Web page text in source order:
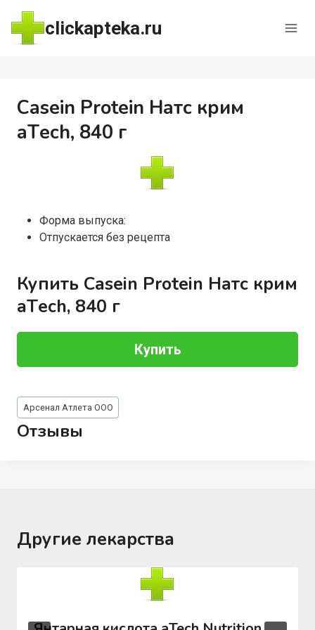
Перейти
содержимому
clickapteka.ru
Casein Protein Натс крим
aТech, 840 г
Форма выпуска:
Отпускается без рецепта
Купить Casein Protein Натс крим
aТech, 840 г
Купить
Метки
записи:
Арсенал Атлета ООО
Отзывы
Другие лекарства